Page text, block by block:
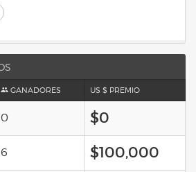
GANADORES US $ PREMIO
0 $0
6 $100,000